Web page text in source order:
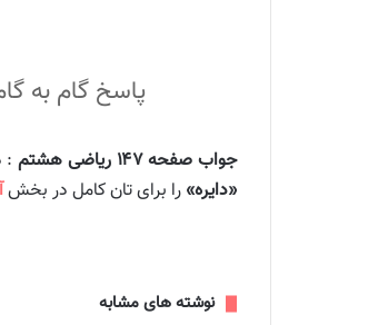
پاسخ گام به گام کار در کلاس و
جواب صفحه ۱۴۷ ریاضی هشتم :
«دایره» را برای تان کامل در بخش
نوشته های مشابه